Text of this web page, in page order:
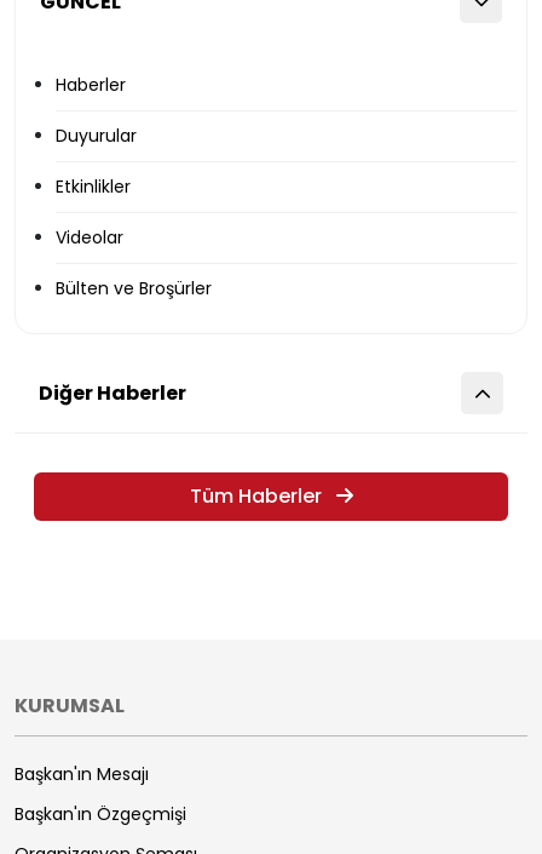
Haberler
Duyurular
Etkinlikler
Videolar
Bülten ve Broşürler
Diğer Haberler
Tüm Haberler
KURUMSAL
Başkan'ın Mesajı
Başkan'ın Özgeçmişi